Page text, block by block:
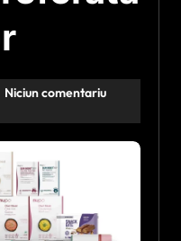
Niciun comentariu